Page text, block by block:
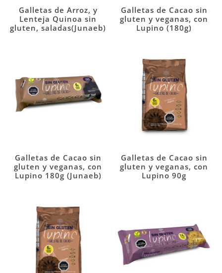
Galletas de Arroz, y
Lenteja Quinoa sin
gluten, saladas(Junaeb)
Galletas de Cacao sin
gluten y veganas, con
Lupino (180g)
Galletas de Cacao sin
gluten y veganas, con
Lupino 180g (Junaeb)
Galletas de Cacao sin
gluten y veganas, con
Lupino 90g